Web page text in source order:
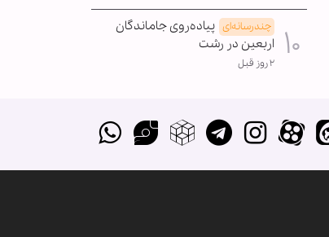
چندرسانه‌ای پیاده‌روی جاماندگان
اربعین در رشت
۲ روز قبل